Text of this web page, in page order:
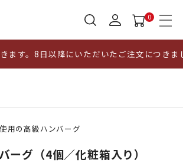
0
8日以降にいただいたご注文につきまし
用の高級ハンバーグ
ーグ（4個／化粧箱入り）